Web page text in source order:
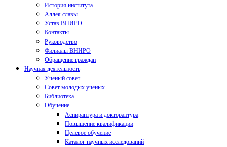
История института
Аллея славы
Устав ВНИРО
Контакты
Руководство
Филиалы ВНИРО
Обращение граждан
Научная деятельность
Ученый совет
Совет молодых ученых
Библиотека
Обучение
Аспирантура и докторантура
Повышение квалификации
Целевое обучение
Каталог научных исследований